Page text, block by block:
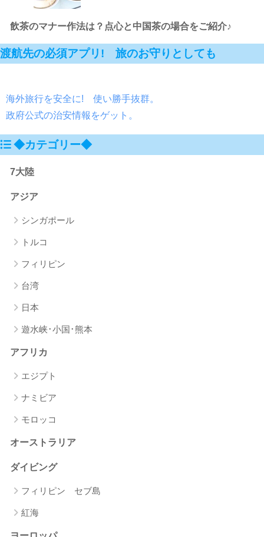
飲茶のマナー作法は？点心と中国茶の場合をご紹介♪
渡航先の必須アプリ! 旅のお守りとしても
海外旅行を安全に! 使い勝手抜群。
政府公式の治安情報をゲット。
◆カテゴリー◆
7大陸
アジア
シンガポール
トルコ
フィリピン
台湾
日本
遊水峡･小国･熊本
アフリカ
エジプト
ナミビア
モロッコ
オーストラリア
ダイビング
フィリピン セブ島
紅海